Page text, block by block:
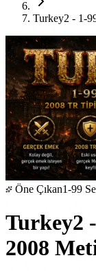
Turkey2 - 1-
Öne Çıkan1-99
Turkey2
2008